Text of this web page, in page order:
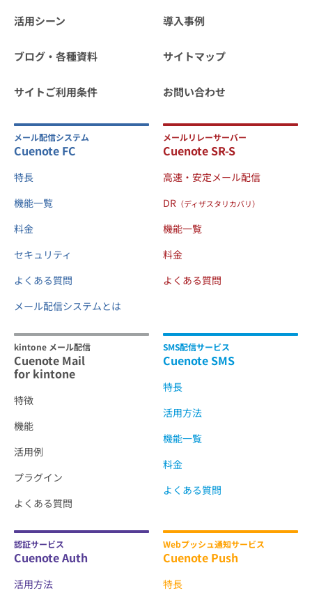
活用シーン 導入事例
ブログ・各種資料 サイトマップ
サイトご利用条件 お問い合わせ
メール配信システム
Cuenote FC
特長
機能一覧
料金
セキュリティ
よくある質問
メール配信システムとは
メールリレーサーバー
Cuenote SR-S
高速・安定メール配信
DR （ディザスタリカバリ）
機能一覧
料金
よくある質問
kintone メール配信
Cuenote Mail
for kintone
特徴
機能
活用例
プラグイン
よくある質問
SMS配信サービス
Cuenote SMS
特長
活用方法
機能一覧
料金
よくある質問
認証サービス
Cuenote Auth
活用方法
Webプッシュ通知サービス
Cuenote Push
特長